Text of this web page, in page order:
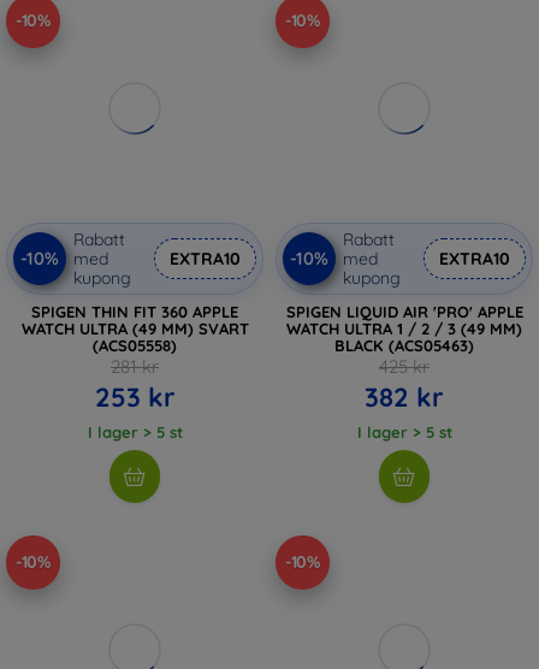
-10%
-10%
Rabatt
med
kupong
EXTRA10
SPIGEN THIN FIT 360 APPLE
WATCH ULTRA (49 MM) SVART
(ACS05558)
281 kr
253 kr
I lager > 5 st
-10%
-10%
Rabatt
med
kupong
EXTRA10
SPIGEN LIQUID AIR 'PRO' APPLE
WATCH ULTRA 1 / 2 / 3 (49 MM)
BLACK (ACS05463)
425 kr
382 kr
I lager > 5 st
-10% -10%